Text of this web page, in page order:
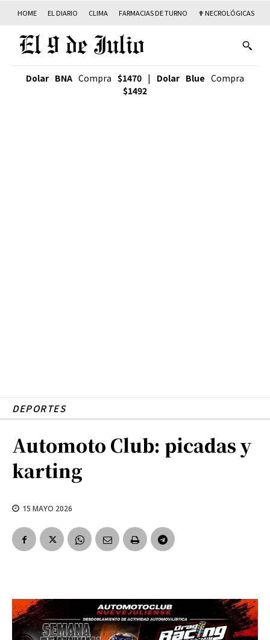
HOME EL DIARIO CLIMA FARMACIAS DE TURNO ✟ NECROLÓGICAS
Dolar BNA Compra $1470 | Dolar Blue Compra
$1492
DEPORTES
Automoto Club: picadas y
karting
15 MAYO 2026